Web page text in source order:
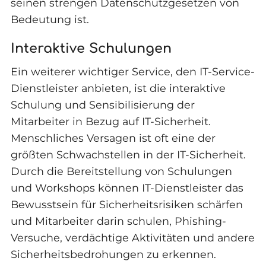
seinen strengen Datenschutzgesetzen von
Bedeutung ist.
Interaktive Schulungen
Ein weiterer wichtiger Service, den IT-Service-
Dienstleister anbieten, ist die interaktive
Schulung und Sensibilisierung der
Mitarbeiter in Bezug auf IT-Sicherheit.
Menschliches Versagen ist oft eine der
größten Schwachstellen in der IT-Sicherheit.
Durch die Bereitstellung von Schulungen
und Workshops können IT-Dienstleister das
Bewusstsein für Sicherheitsrisiken schärfen
und Mitarbeiter darin schulen, Phishing-
Versuche, verdächtige Aktivitäten und andere
Sicherheitsbedrohungen zu erkennen.